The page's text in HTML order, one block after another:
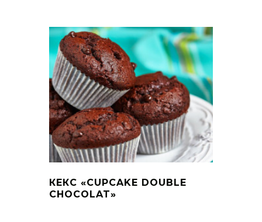
КЕКС «CUPCAKE DOUBLE
CHOCOLAT»